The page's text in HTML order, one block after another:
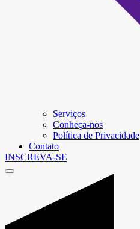
Serviços
Conheça-nos
Política de Privacidade
Contato
INSCREVA-SE